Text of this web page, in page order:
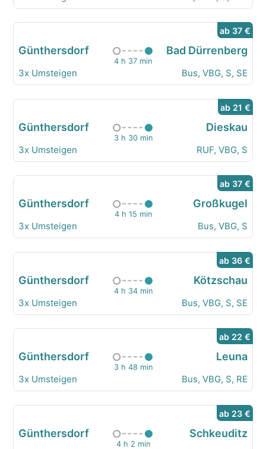
ab 37 €
Günthersdorf
4 h 37 min
Bad Dürrenberg
3x Umsteigen Bus, VBG, S, SE
ab 21 €
Günthersdorf
3 h 30 min
Dieskau
3x Umsteigen RUF, VBG, S
ab 37 €
Günthersdorf
4 h 15 min
Großkugel
3x Umsteigen Bus, VBG, S
ab 36 €
Günthersdorf
4 h 34 min
Kötzschau
3x Umsteigen Bus, VBG, S, SE
ab 22 €
Günthersdorf
3 h 48 min
Leuna
3x Umsteigen Bus, VBG, S, RE
ab 23 €
Günthersdorf
4 h 2 min
Schkeuditz